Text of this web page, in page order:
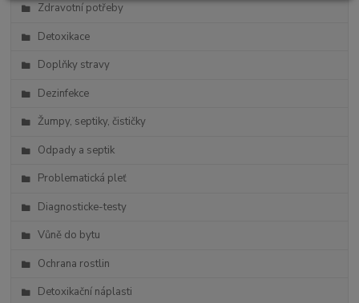
Zdravotní potřeby
Detoxikace
Doplňky stravy
Dezinfekce
Žumpy, septiky, čističky
Odpady a septik
Problematická pleť
Diagnosticke-testy
Vůně do bytu
Ochrana rostlin
Detoxikační náplasti